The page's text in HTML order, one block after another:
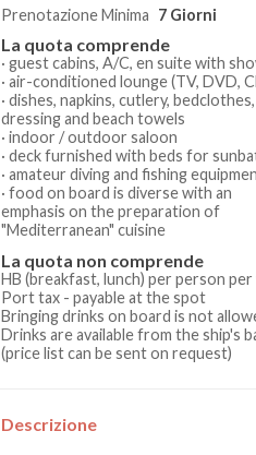
Prenotazione Minima 7 Giorni
La quota comprende
· guest cabins, A/C, en suite with
· air-conditioned lounge (TV, DVD,
· dishes, napkins, cutlery, bedclothes,
dressing and beach towels
· indoor / outdoor saloon
· deck furnished with beds for
· amateur diving and fishing
· food on board is diverse with an
emphasis on the preparation of
"Mediterranean" cuisine
La quota non comprende
HB (breakfast, lunch) per person
Port tax - payable at the spot
Bringing drinks on board is not
Drinks are available from the ship's
(price list can be sent on request)
Descrizione